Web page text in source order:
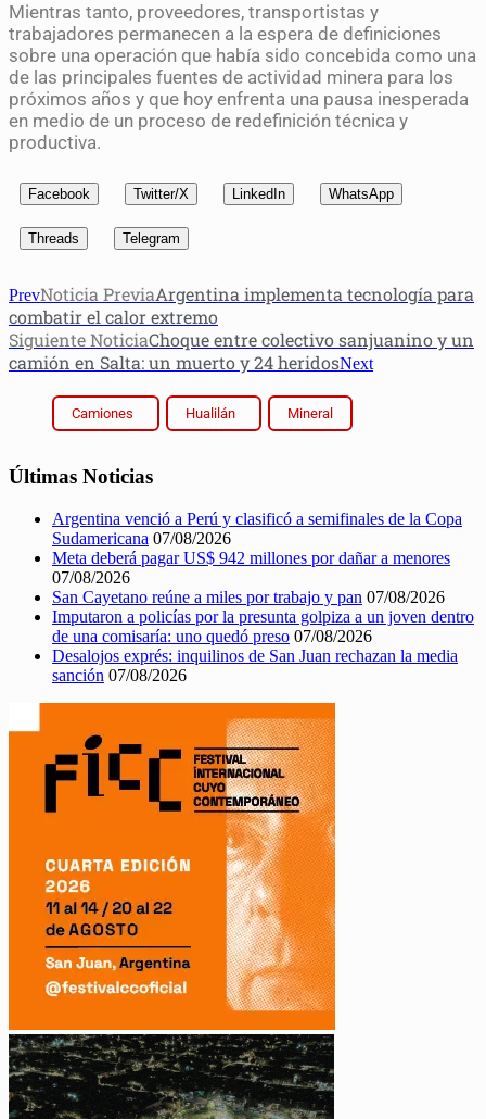
Mientras tanto, proveedores, transportistas y
trabajadores permanecen a la espera de definiciones
sobre una operación que había sido concebida como una
de las principales fuentes de actividad minera para los
próximos años y que hoy enfrenta una pausa inesperada
en medio de un proceso de redefinición técnica y
productiva.
Facebook Twitter/X LinkedIn WhatsApp
Threads Telegram
PrevNoticia PreviaArgentina implementa tecnología para
combatir el calor extremo
Siguiente NoticiaChoque entre colectivo sanjuanino y un
camión en Salta: un muerto y 24 heridosNext
Camiones Hualilán Mineral
Últimas Noticias
Argentina venció a Perú y clasificó a semifinales de la Copa
Sudamericana 07/08/2026
Meta deberá pagar US$ 942 millones por dañar a menores
07/08/2026
San Cayetano reúne a miles por trabajo y pan 07/08/2026
Imputaron a policías por la presunta golpiza a un joven dentro
de una comisaría: uno quedó preso 07/08/2026
Desalojos exprés: inquilinos de San Juan rechazan la media
sanción 07/08/2026